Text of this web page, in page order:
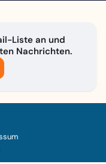
Liste an und
Nachrichten.